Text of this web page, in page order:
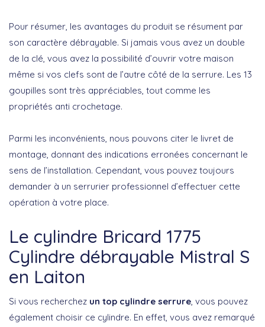
Pour résumer, les avantages du produit se résument par
son caractère débrayable. Si jamais vous avez un double
de la clé, vous avez la possibilité d’ouvrir votre maison
même si vos clefs sont de l’autre côté de la serrure. Les 13
goupilles sont très appréciables, tout comme les
propriétés anti crochetage.
Parmi les inconvénients, nous pouvons citer le livret de
montage, donnant des indications erronées concernant le
sens de l’installation. Cependant, vous pouvez toujours
demander à un serrurier professionnel d’effectuer cette
opération à votre place.
Le cylindre Bricard 1775
Cylindre débrayable Mistral S
en Laiton
Si vous recherchez un top cylindre serrure, vous pouvez
également choisir ce cylindre. En effet, vous avez remarqué